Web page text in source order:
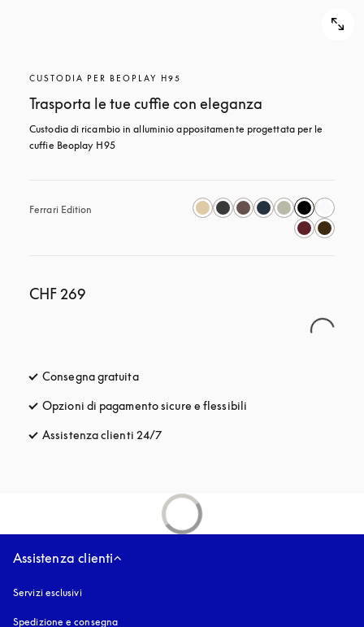
CUSTODIA PER BEOPLAY H95
Trasporta le tue cuffie con eleganza
Custodia di ricambio in alluminio appositamente progettata per le
cuffie Beoplay H95
Ferrari Edition
CHF 269
Consegna gratuitasi apre in una nuova finestra
Opzioni di pagamento sicure e flessibili
Assistenza clienti 24/7
Assistenza clienti
Servizi esclusivi
Spedizione e consegna